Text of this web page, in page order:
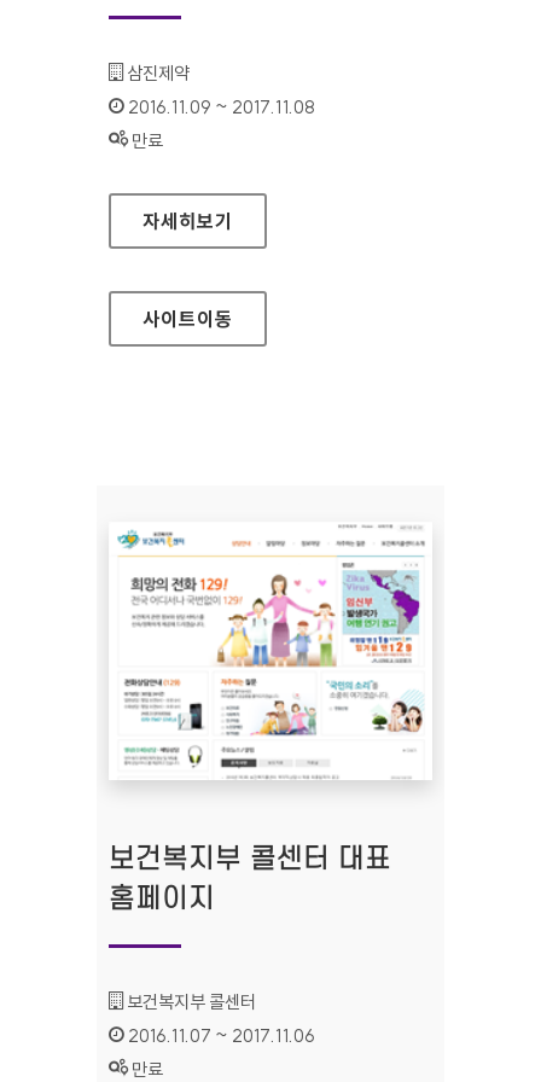
기관명 :
삼진제약
인증기간 :
2016.11.09 ~ 2017.11.08
상태 :
만료
삼진제약 대표 홈페이지
자세히보기
사이트이동
보건복지부 콜센터 대표
홈페이지
기관명 :
보건복지부 콜센터
인증기간 :
2016.11.07 ~ 2017.11.06
상태 :
만료